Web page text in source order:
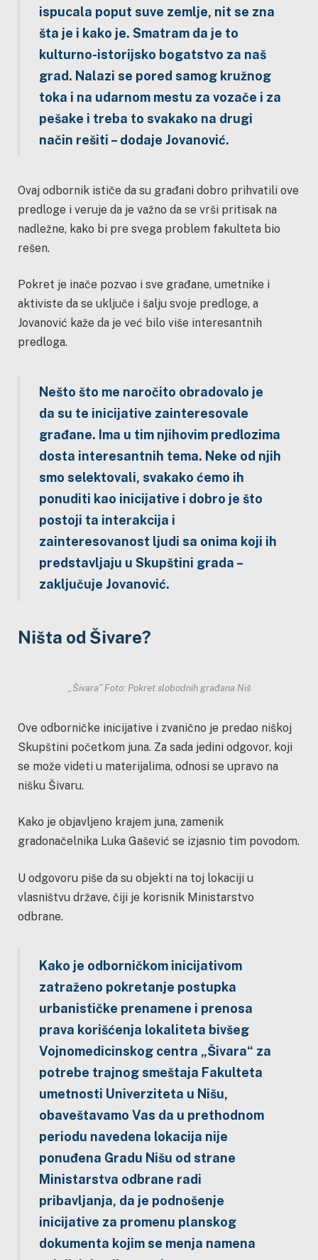
ispucala poput suve zemlje, nit se zna
šta je i kako je. Smatram da je to
kulturno-istorijsko bogatstvo za naš
grad. Nalazi se pored samog kružnog
toka i na udarnom mestu za vozače i za
pešake i treba to svakako na drugi
način rešiti – dodaje Jovanović.
Ovaj odbornik ističe da su građani dobro prihvatili ove
predloge i veruje da je važno da se vrši pritisak na
nadležne, kako bi pre svega problem fakulteta bio
rešen.
Pokret je inače pozvao i sve građane, umetnike i
aktiviste da se uključe i šalju svoje predloge, a
Jovanović kaže da je već bilo više interesantnih
predloga.
Nešto što me naročito obradovalo je
da su te inicijative zainteresovale
građane. Ima u tim njihovim predlozima
dosta interesantnih tema. Neke od njih
smo selektovali, svakako ćemo ih
ponuditi kao inicijative i dobro je što
postoji ta interakcija i
zainteresovanost ljudi sa onima koji ih
predstavljaju u Skupštini grada –
zaključuje Jovanović.
Ništa od Šivare?
„Šivara” Foto: Pokret slobodnih građana Niš
Ove odborničke inicijative i zvanično je predao niškoj
Skupštini početkom juna. Za sada jedini odgovor, koji
se može videti u materijalima, odnosi se upravo na
nišku Šivaru.
Kako je objavljeno krajem juna, zamenik
gradonačelnika Luka Gašević se izjasnio tim povodom.
U odgovoru piše da su objekti na toj lokaciji u
vlasništvu države, čiji je korisnik Ministarstvo
odbrane.
Kako je odborničkom inicijativom
zatraženo pokretanje postupka
urbanističke prenamene i prenosa
prava korišćenja lokaliteta bivšeg
Vojnomedicinskog centra „Šivara“ za
potrebe trajnog smeštaja Fakulteta
umetnosti Univerziteta u Nišu,
obaveštavamo Vas da u prethodnom
periodu navedena lokacija nije
ponuđena Gradu Nišu od strane
Ministarstva odbrane radi
pribavljanja, da je podnošenje
inicijative za promenu planskog
dokumenta kojim se menja namena